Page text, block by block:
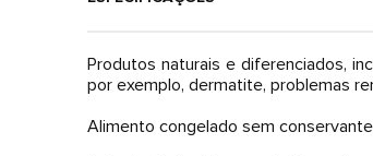
Produtos naturais e diferenciados,
por exemplo, dermatite, problemas
Alimento congelado sem